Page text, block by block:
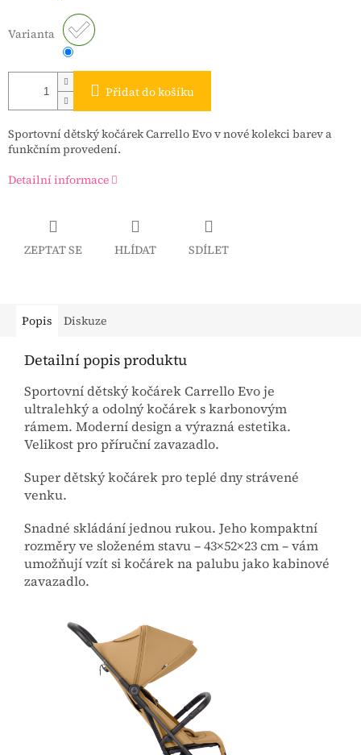
Varianta
Přidat do košíku
Sportovní dětský kočárek Carrello Evo v nové kolekci barev a
funkčním provedení.
Detailní informace
ZEPTAT SE HLÍDAT SDÍLET
Popis Diskuze
Detailní popis produktu
Sportovní dětský kočárek Carrello Evo je
ultralehký a odolný kočárek s karbonovým
rámem. Moderní design a výrazná estetika.
Velikost pro příruční zavazadlo.
Super dětský kočárek pro teplé dny strávené
venku.
Snadné skládání jednou rukou. Jeho kompaktní
rozměry ve složeném stavu – 43×52×23 cm – vám
umožňují vzít si kočárek na palubu jako kabinové
zavazadlo.